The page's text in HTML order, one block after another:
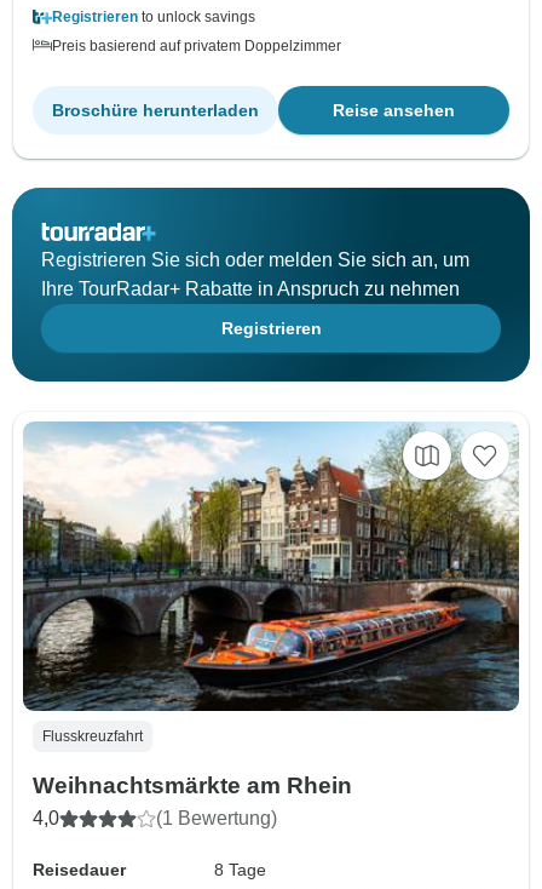
Registrieren to unlock savings
Preis basierend auf privatem Doppelzimmer
Reise ansehen
Broschüre herunterladen
Registrieren Sie sich oder melden Sie sich an, um
Ihre TourRadar+ Rabatte in Anspruch zu nehmen
Registrieren
Flusskreuzfahrt
Weihnachtsmärkte am Rhein
4,0 (1 Bewertung)
Reisedauer
8 Tage